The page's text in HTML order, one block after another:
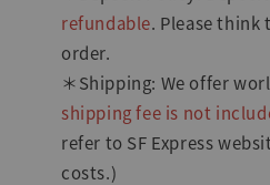
refundable. Please think
order.
＊Shipping: We offer
shipping fee is not
refer to SF Express
costs.)